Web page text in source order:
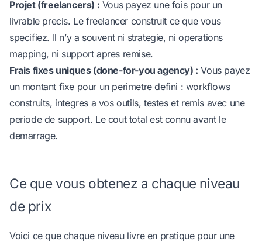
Projet (freelancers) : Vous payez une fois pour un
livrable precis. Le freelancer construit ce que vous
specifiez. Il n’y a souvent ni strategie, ni operations
mapping, ni support apres remise.
Frais fixes uniques (done-for-you agency) : Vous payez
un montant fixe pour un perimetre defini : workflows
construits, integres a vos outils, testes et remis avec une
periode de support. Le cout total est connu avant le
demarrage.
Ce que vous obtenez a chaque niveau
de prix
Voici ce que chaque niveau livre en pratique pour une